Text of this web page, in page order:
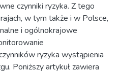
czynniki ryzyka. Z tego
w tym także i w Polsce,
i ogólnokrajowe
ryzyka wystąpienia
Poniższy artykuł zawiera